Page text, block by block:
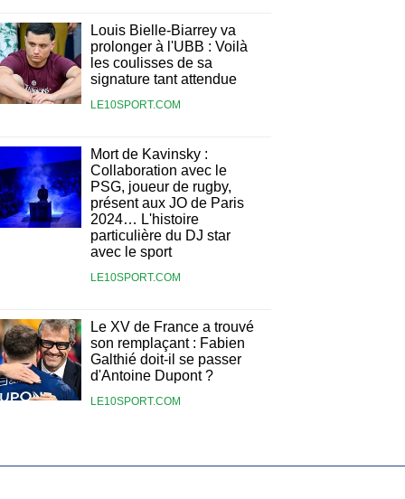
Louis Bielle-Biarrey va
prolonger à l'UBB : Voilà
les coulisses de sa
signature tant attendue
LE10SPORT.COM
Mort de Kavinsky :
Collaboration avec le
PSG, joueur de rugby,
présent aux JO de Paris
2024… L'histoire
particulière du DJ star
avec le sport
LE10SPORT.COM
Le XV de France a trouvé
son remplaçant : Fabien
Galthié doit-il se passer
d'Antoine Dupont ?
LE10SPORT.COM